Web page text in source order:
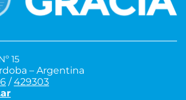
15
– Argentina
/429303